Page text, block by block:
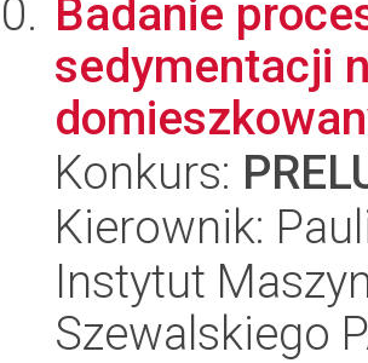
Badanie
sedymentacji
Konkurs:
Kierownik:
Instytut
Szewalskiego